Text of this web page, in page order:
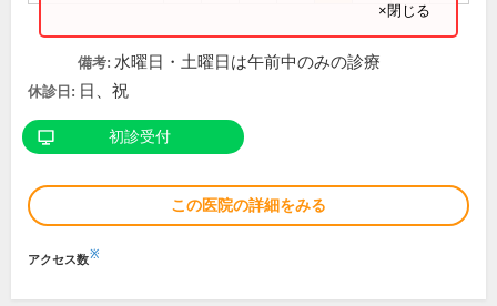
×閉じる
備考: 水曜日・土曜日は午前中のみの診療
休診日: 日、祝
初診受付
この医院の詳細をみる
アクセス数※